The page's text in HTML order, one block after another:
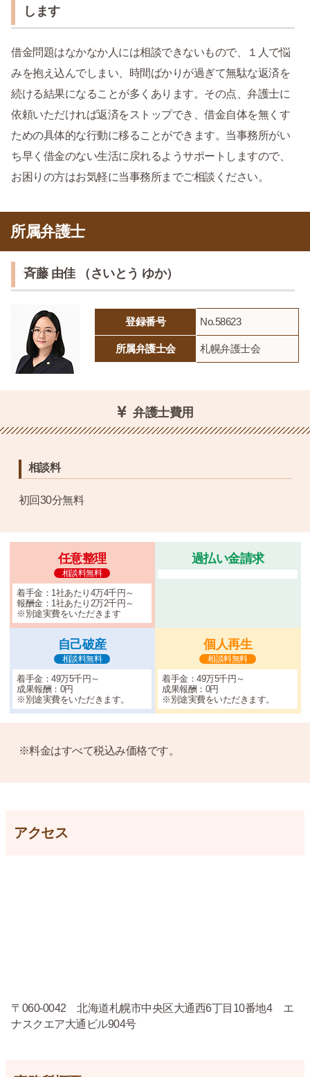
します
借金問題はなかなか人には相談できないもので、１人で悩
みを抱え込んでしまい、時間ばかりが過ぎて無駄な返済を
続ける結果になることが多くあります。その点、弁護士に
依頼いただければ返済をストップでき、借金自体を無くす
ための具体的な行動に移ることができます。当事務所がい
ち早く借金のない生活に戻れるようサポートしますので、
お困りの方はお気軽に当事務所までご相談ください。
所属弁護士
斉藤 由佳 （さいとう ゆか）
登録番号 No.58623
所属弁護士会 札幌弁護士会
弁護士費用
相談料
初回30分無料
任意整理
相談料無料
着手金：1社あたり4万4千円～
報酬金：1社あたり2万2千円～
※別途実費をいただきます
過払い金請求
自己破産
相談料無料
着手金：49万5千円～
成果報酬：0円
※別途実費をいただきます。
個人再生
相談料無料
着手金：49万5千円～
成果報酬：0円
※別途実費をいただきます。
※料金はすべて税込み価格です。
アクセス
〒060-0042 北海道札幌市中央区大通西6丁目10番地4 エ
ナスクエア大通ビル904号